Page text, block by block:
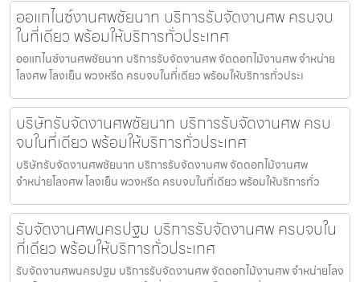
ออแกไนซ์งานศพชัยนาท บริการรับจัดงานศพ ครบจบ
ในที่เดียว พร้อมให้บริการทั่วประเทศ
ออแกไนซ์งานศพชัยนาท บริการรับจัดงานศพ จัดดอกไม้งานศพ จำหน่าย
โลงศพ โลงเย็น พวงหรีด ครบจบในที่เดียว พร้อมให้บริการทั่วประเ
บริษัทรับจัดงานศพชัยนาท บริการรับจัดงานศพ ครบ
จบในที่เดียว พร้อมให้บริการทั่วประเทศ
บริษัทรับจัดงานศพชัยนาท บริการรับจัดงานศพ จัดดอกไม้งานศพ
จำหน่ายโลงศพ โลงเย็น พวงหรีด ครบจบในที่เดียว พร้อมให้บริการทั่ว
รับจัดงานศพนครปฐม บริการรับจัดงานศพ ครบจบใน
ที่เดียว พร้อมให้บริการทั่วประเทศ
รับจัดงานศพนครปฐม บริการรับจัดงานศพ จัดดอกไม้งานศพ จำหน่ายโลง